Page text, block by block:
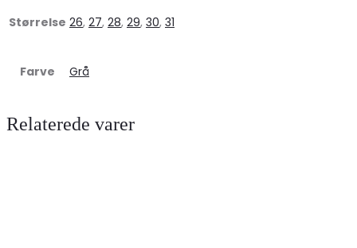
Størrelse 26, 27, 28, 29, 30, 31
Farve Grå
Relaterede varer